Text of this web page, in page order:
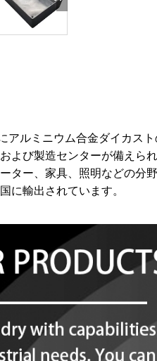
アルミニウム合金ダイカス
よび製造センターが備えら
ター、家具、照明などの分
に輸出されています。